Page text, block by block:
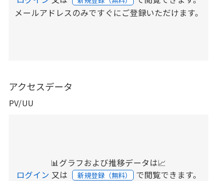
メールアドレスのみですぐにご登録いただけます。
アクセスデータ
PV/UU
📊グラフおよび推移データは📈
ログイン 又は 新規登録（無料） で閲覧できます。